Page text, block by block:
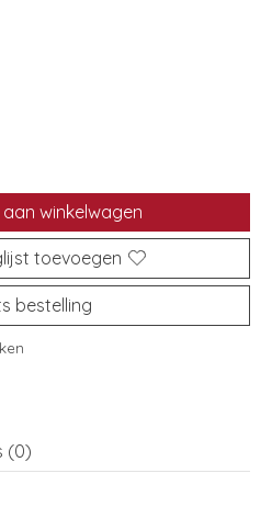
winkelwagen
toevoegen
bestelling
(0)